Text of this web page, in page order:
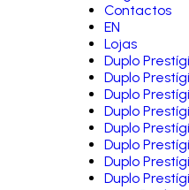
Contactos
EN
Lojas
Duplo
Duplo
Duplo
Duplo
Duplo
Duplo
Duplo
Duplo